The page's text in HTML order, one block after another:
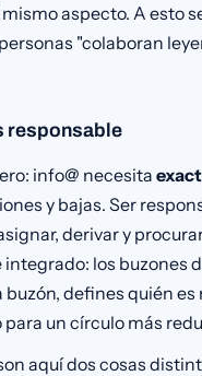
aspecto. A esto
"colaboran
responsable
info@ necesita
y bajas. Ser
derivar y
integrado: los buzones
defines quién es
un círculo más
aquí dos cosas